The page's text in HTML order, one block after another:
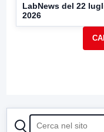
LabNews del 22
2026
CERCA